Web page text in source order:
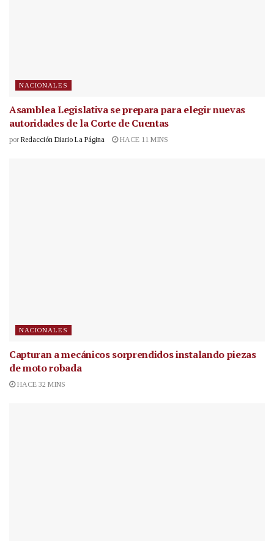
NACIONALES
Asamblea Legislativa se prepara para elegir nuevas
autoridades de la Corte de Cuentas
por Redacción Diario La Página HACE 11 MINS
NACIONALES
Capturan a mecánicos sorprendidos instalando piezas
de moto robada
HACE 32 MINS